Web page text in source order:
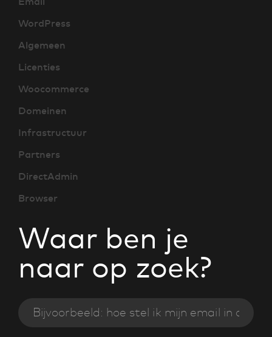
Waar ben je
naar op zoek?
WordPress
Algemeen
Licenties
Woocommerce
Domeinen
Infrastructuur
Partners
DirectAdmin
Browser